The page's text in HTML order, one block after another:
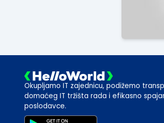
Okupljamo IT zajednicu, podižemo
domaćeg IT tržišta rada i efikasno
poslodavce.